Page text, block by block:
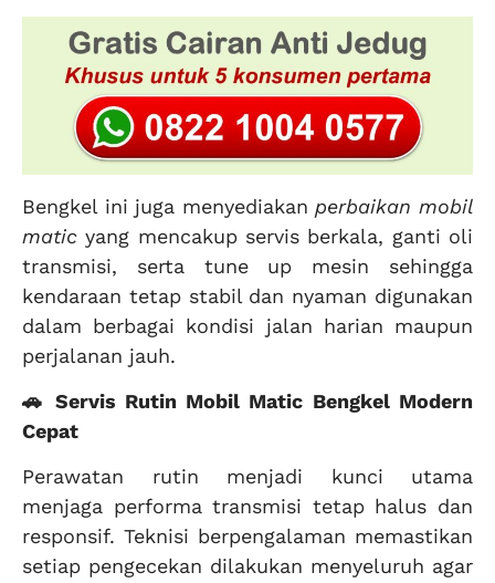
Bengkel ini juga menyediakan perbaikan mobil
matic yang mencakup servis berkala, ganti oli
transmisi, serta tune up mesin sehingga
kendaraan tetap stabil dan nyaman digunakan
dalam berbagai kondisi jalan harian maupun
perjalanan jauh.
🚗 Servis Rutin Mobil Matic Bengkel Modern
Cepat
Perawatan rutin menjadi kunci utama
menjaga performa transmisi tetap halus dan
responsif. Teknisi berpengalaman memastikan
setiap pengecekan dilakukan menyeluruh agar